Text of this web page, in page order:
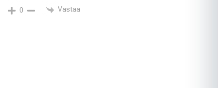
0 Vastaa